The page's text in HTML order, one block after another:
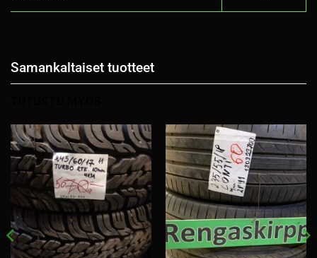
Samankaltaiset tuotteet